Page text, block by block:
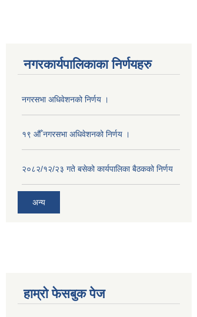
नगरकार्यपालिकाका निर्णयहरु
नगरसभा अधिवेशनको निर्णय ।
१९ औँ नगरसभा अधिवेशनको निर्णय ।
२०८२/१२/२३ गते बसेको कार्यपालिका बैठकको निर्णय
अन्य
हाम्रो फेसबुक पेज